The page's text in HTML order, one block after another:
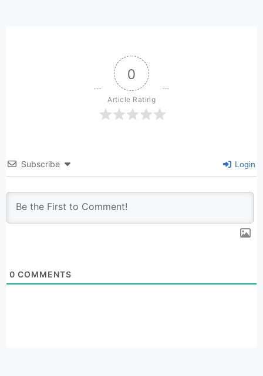
0
Article Rating
Subscribe Login
0 COMMENTS